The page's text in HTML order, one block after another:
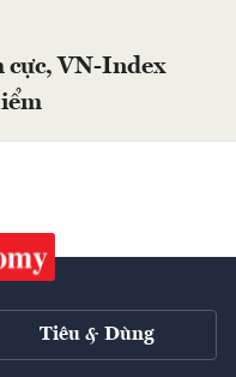
cực, VN-Index
Tiêu & Dùng